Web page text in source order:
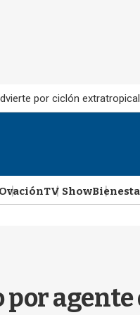
por ciclón extratropical
OvaciónTV Show